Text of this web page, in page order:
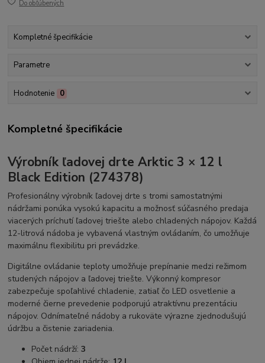
Do obľúbených
Kompletné špecifikácie
Parametre
Hodnotenie 0
Kompletné špecifikácie
Výrobník ľadovej drte Arktic 3 × 12 l
Black Edition (274378)
Profesionálny výrobník ľadovej drte s tromi samostatnými
nádržami ponúka vysokú kapacitu a možnosť súčasného predaja
viacerých príchutí ľadovej triešte alebo chladených nápojov. Každá
12-litrová nádoba je vybavená vlastným ovládaním, čo umožňuje
maximálnu flexibilitu pri prevádzke.
Digitálne ovládanie teploty umožňuje prepínanie medzi režimom
studených nápojov a ľadovej triešte. Výkonný kompresor
zabezpečuje spoľahlivé chladenie, zatiaľ čo LED osvetlenie a
moderné čierne prevedenie podporujú atraktívnu prezentáciu
nápojov. Odnímateľné nádoby a rukoväte výrazne zjednodušujú
údržbu a čistenie zariadenia.
Počet nádrží:3